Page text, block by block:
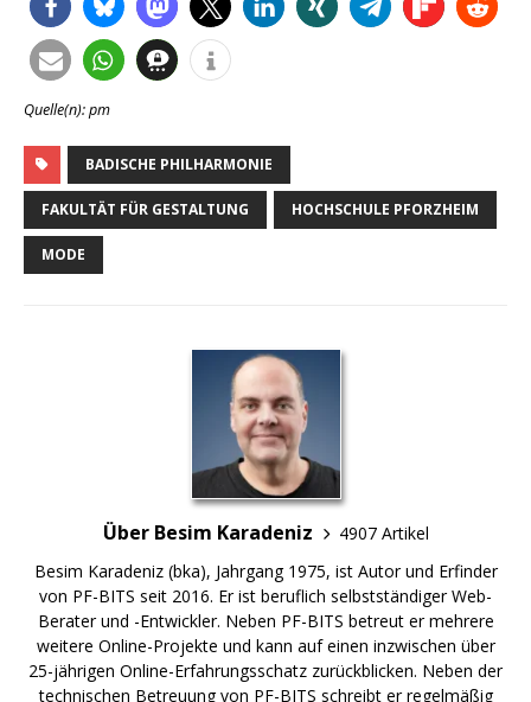
Quelle(n): pm
BADISCHE PHILHARMONIE
FAKULTÄT FÜR GESTALTUNG HOCHSCHULE PFORZHEIM
MODE
Über Besim Karadeniz
4907 Artikel
Besim Karadeniz (bka), Jahrgang 1975, ist Autor und Erfinder
von PF-BITS seit 2016. Er ist beruflich selbstständiger Web-
Berater und -Entwickler. Neben PF-BITS betreut er mehrere
weitere Online-Projekte und kann auf einen inzwischen über
25-jährigen Online-Erfahrungsschatz zurückblicken. Neben der
technischen Betreuung von PF-BITS schreibt er regelmäßig